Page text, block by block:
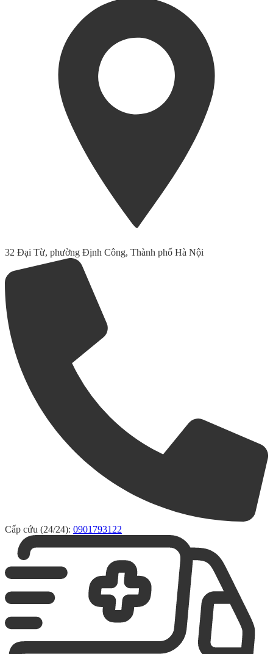
32 Đại Từ, phường Định Công, Thành phố Hà Nội
Cấp cứu (24/24): 0901793122